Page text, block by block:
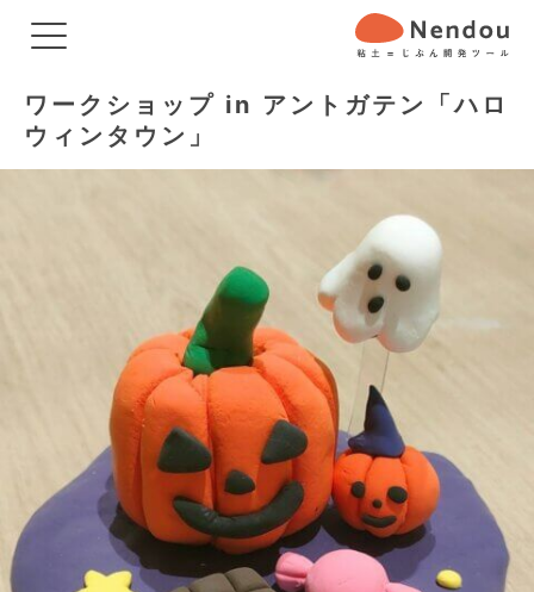
ワークショップ in アントガテン「ハロ
ウィンタウン」